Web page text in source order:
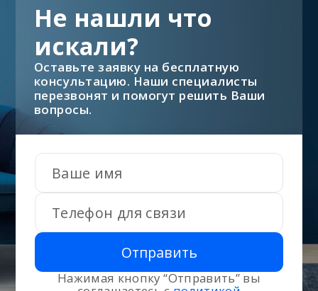
Отправить
Нажимая кнопку “Отправить” вы
Не нашли что
искали?
Оставьте заявку на бесплатную
консультацию. Наши специалисты
перезвонят и помогут решить Ваши
вопросы.